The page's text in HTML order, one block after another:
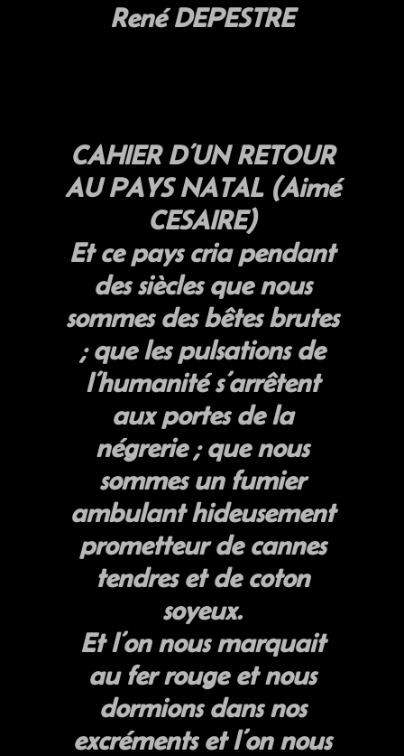
René DEPESTRE
CAHIER D’UN RETOUR
AU PAYS NATAL (Aimé
CESAIRE)
Et ce pays cria pendant
des siècles que nous
sommes des bêtes brutes
; que les pulsations de
l’humanité s’arrêtent
aux portes de la
négrerie ; que nous
sommes un fumier
ambulant hideusement
prometteur de cannes
tendres et de coton
soyeux.
Et l’on nous marquait
au fer rouge et nous
dormions dans nos
excréments et l’on nous